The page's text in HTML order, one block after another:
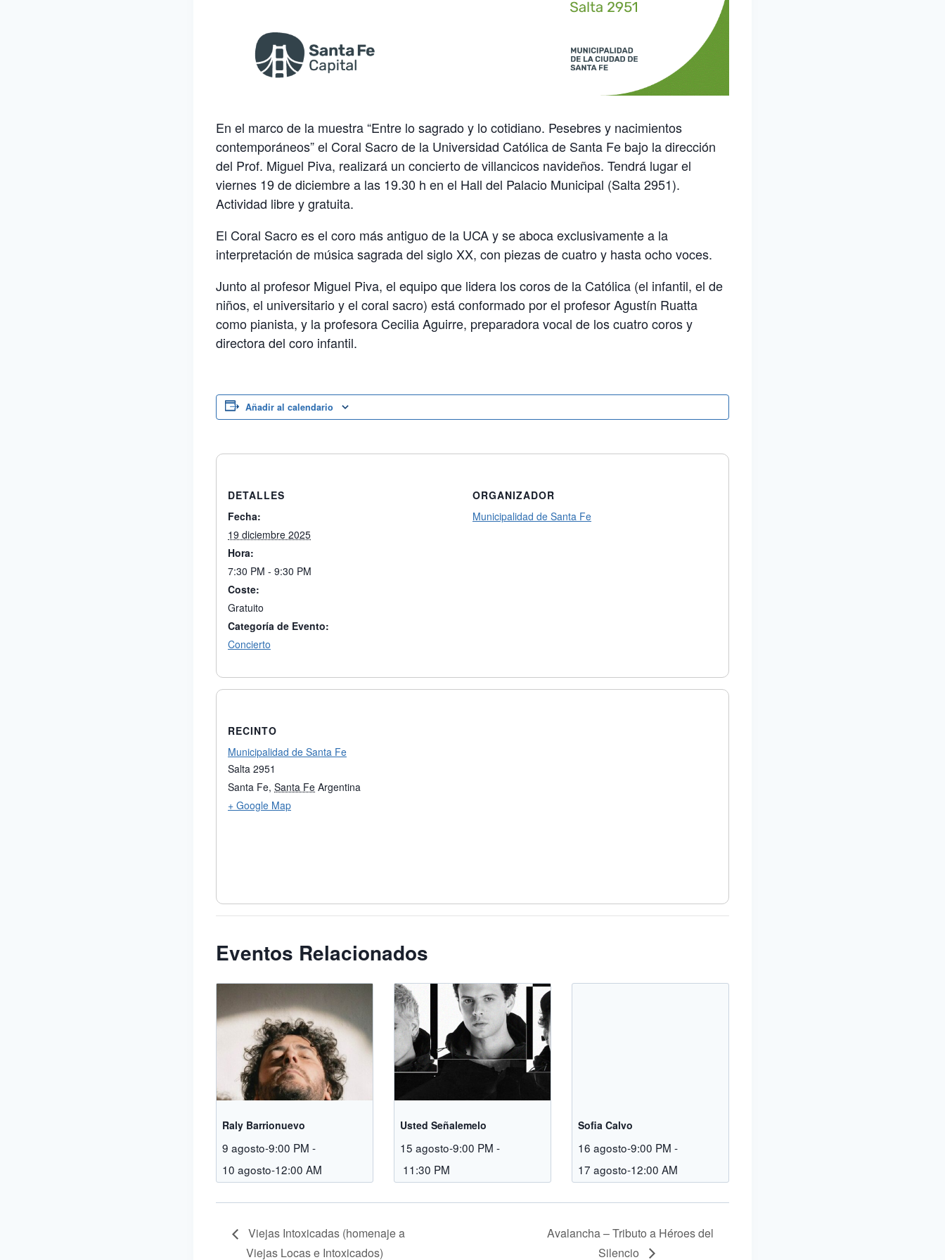
En el marco de la muestra “Entre lo sagrado y lo cotidiano. Pesebres y nacimientos
contemporáneos” el Coral Sacro de la Universidad Católica de Santa Fe bajo la dirección
del Prof. Miguel Piva, realizará un concierto de villancicos navideños. Tendrá lugar el
viernes 19 de diciembre a las 19.30 h en el Hall del Palacio Municipal (Salta 2951).
Actividad libre y gratuita.
El Coral Sacro es el coro más antiguo de la UCA y se aboca exclusivamente a la
interpretación de música sagrada del siglo XX, con piezas de cuatro y hasta ocho voces.
Junto al profesor Miguel Piva, el equipo que lidera los coros de la Católica (el infantil, el de
niños, el universitario y el coral sacro) está conformado por el profesor Agustín Ruatta
como pianista, y la profesora Cecilia Aguirre, preparadora vocal de los cuatro coros y
directora del coro infantil.
Añadir al calendario
DETALLES
Fecha:
19 diciembre 2025
Hora:
7:30 PM - 9:30 PM
Coste:
Gratuito
Categoría de Evento:
Concierto
ORGANIZADOR
Municipalidad de Santa Fe
RECINTO
Municipalidad de Santa Fe
Salta 2951
Santa Fe, Santa Fe Argentina
+ Google Map
Eventos Relacionados
Raly Barrionuevo
9 agosto-9:00 PM -
10 agosto-12:00 AM
Usted Señalemelo
15 agosto-9:00 PM -
11:30 PM
Sofia Calvo
16 agosto-9:00 PM -
17 agosto-12:00 AM
Viejas Intoxicadas (homenaje a
Viejas Locas e Intoxicados)
Avalancha – Tributo a Héroes del
Silencio